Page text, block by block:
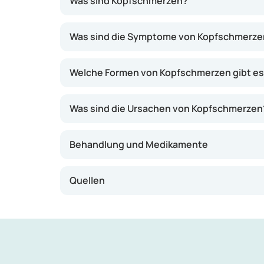
Kopfschmerzen treten häufig auf, sind
hin. Es gibt verschiedene Arten von
angezeigt.
Was sind die Symptome von
Welche Formen von Kopfschmerzen gibt
Was sind die Ursachen von
Behandlung und Medikamente
Quellen